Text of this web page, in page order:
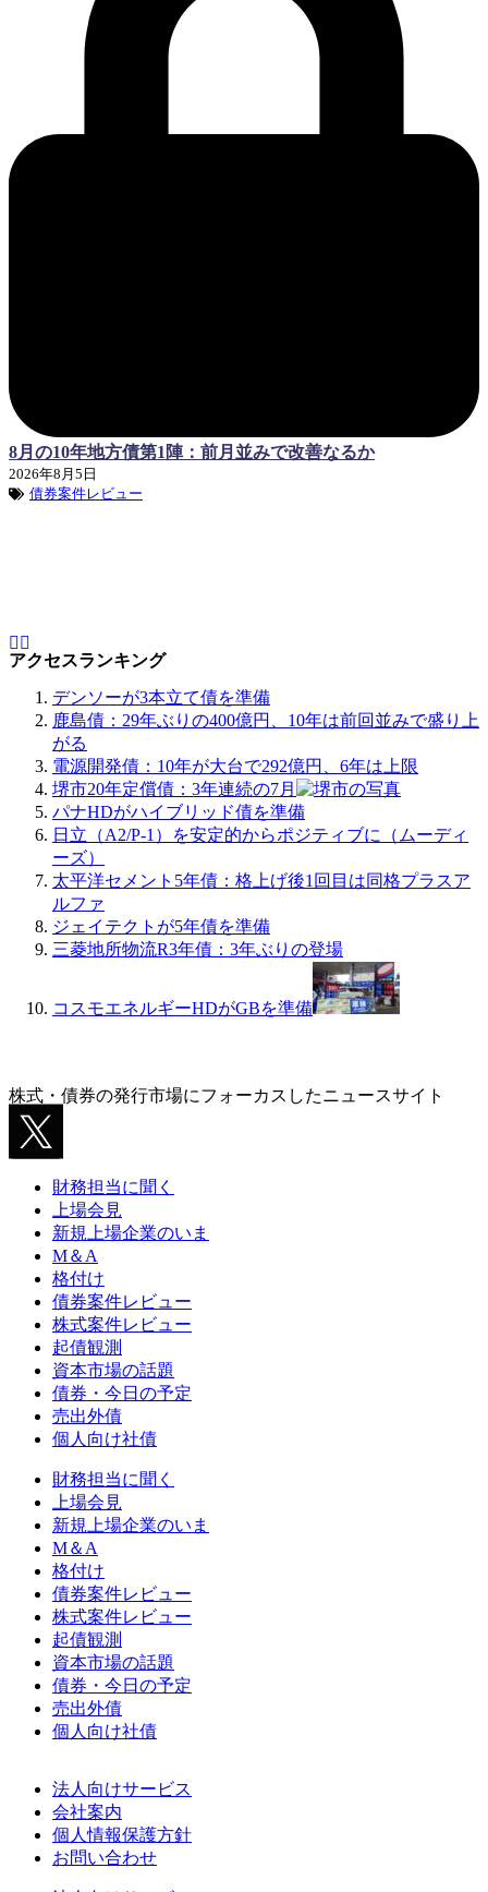
8月の10年地方債第1陣：前月並みで改善なるか
2026年8月5日
債券案件レビュー
アクセスランキング
デンソーが3本立て債を準備
鹿島債：29年ぶりの400億円、10年は前回並みで盛り上
がる
電源開発債：10年が大台で292億円、6年は上限
堺市20年定償債：3年連続の7月
パナHDがハイブリッド債を準備
日立（A2/P-1）を安定的からポジティブに（ムーディ
ーズ）
太平洋セメント5年債：格上げ後1回目は同格プラスア
ルファ
ジェイテクトが5年債を準備
三菱地所物流R3年債：3年ぶりの登場
コスモエネルギーHDがGBを準備
株式・債券の発行市場にフォーカスしたニュースサイト
財務担当に聞く
上場会見
新規上場企業のいま
M＆A
格付け
債券案件レビュー
株式案件レビュー
起債観測
資本市場の話題
債券・今日の予定
売出外債
個人向け社債
財務担当に聞く
上場会見
新規上場企業のいま
M＆A
格付け
債券案件レビュー
株式案件レビュー
起債観測
資本市場の話題
債券・今日の予定
売出外債
個人向け社債
法人向けサービス
会社案内
個人情報保護方針
お問い合わせ